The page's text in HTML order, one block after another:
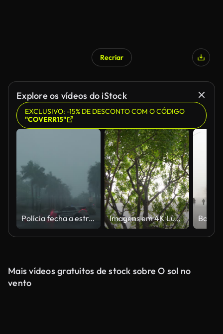
Recriar
Explore os vídeos do iStock
EXCLUSIVO: -15% DE DESCONTO COM O CÓDIGO
"COVERR15"
Polícia fecha a estrada após tempestade em pequena cidade. Inundação em São Petersburgo, Flórida após furacão. Placa de condução Imagens em 4K Luz solar filtrada através de árvores verdes.
Mais vídeos gratuitos de stock sobre O sol no
vento